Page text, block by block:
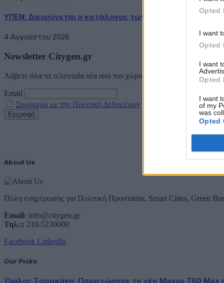
Opted
I want
Opted
I want
Opted
I want
of my
was
Opted
ΥΠΕΝ: Διευρύνεται ο κατάλογος των Προστατευόμενων
4 Αυγούστου 2026
Newsletter Citygen.gr
Λάβετε όλα τα τελευταία νέα από τον χώρο της Πολιτικής
Email
Συμφωνώ με την Πολιτική Δεδομένων
About Us
Πύλη ενημέρωσης για Πολιτική Προστασία, Smart Cities, Green
Email: info@citygen.gr
Τηλ.:: 210-5230000
Facebook LinkedIn
Our Picks
Όμιλος Σαρακάκη: Παραχώρησε το νέο Maxus T60 Max